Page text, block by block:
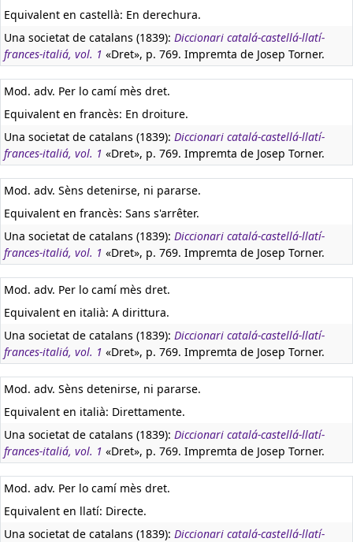
Equivalent en castellà: En derechura.
Una societat de catalans (1839): Diccionari catalá-castellá-llatí-
frances-italiá, vol. 1 «Dret», p. 769. Impremta de Josep Torner.
Mod. adv. Per lo camí mès dret.
Equivalent en francès: En droiture.
Una societat de catalans (1839): Diccionari catalá-castellá-llatí-
frances-italiá, vol. 1 «Dret», p. 769. Impremta de Josep Torner.
Mod. adv. Sèns detenirse, ni pararse.
Equivalent en francès: Sans s'arrêter.
Una societat de catalans (1839): Diccionari catalá-castellá-llatí-
frances-italiá, vol. 1 «Dret», p. 769. Impremta de Josep Torner.
Mod. adv. Per lo camí mès dret.
Equivalent en italià: A dirittura.
Una societat de catalans (1839): Diccionari catalá-castellá-llatí-
frances-italiá, vol. 1 «Dret», p. 769. Impremta de Josep Torner.
Mod. adv. Sèns detenirse, ni pararse.
Equivalent en italià: Direttamente.
Una societat de catalans (1839): Diccionari catalá-castellá-llatí-
frances-italiá, vol. 1 «Dret», p. 769. Impremta de Josep Torner.
Mod. adv. Per lo camí mès dret.
Equivalent en llatí: Directe.
Una societat de catalans (1839): Diccionari catalá-castellá-llatí-